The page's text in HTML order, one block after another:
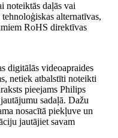
noteiktās daļās vai
alternatīvas,
RoHS direktīvas
digitālās videoapraides
netiek atbalstīti noteikti
pieejams Philips
sadaļā. Dažu
nosacītā piekļuve un
jautājiet savam